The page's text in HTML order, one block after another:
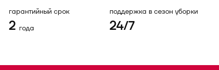
гарантийный срок
2 года
поддержка в сезон уборки
24/7